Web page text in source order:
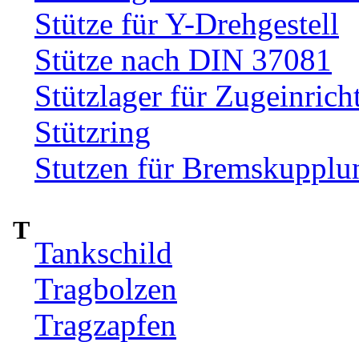
Stütze für Y-Drehgestell
Stütze nach DIN 37081
Stützlager für
Stützring
Stutzen für
T
Tankschild
Tragbolzen
Tragzapfen